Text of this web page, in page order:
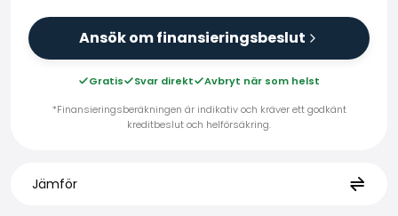
Ansök om finansieringsbeslut
Gratis Svar direkt
Avbryt när som helst
*Finansieringsberäkningen är indikativ och kräver ett godkänt
kreditbeslut och helförsäkring.
Jämför